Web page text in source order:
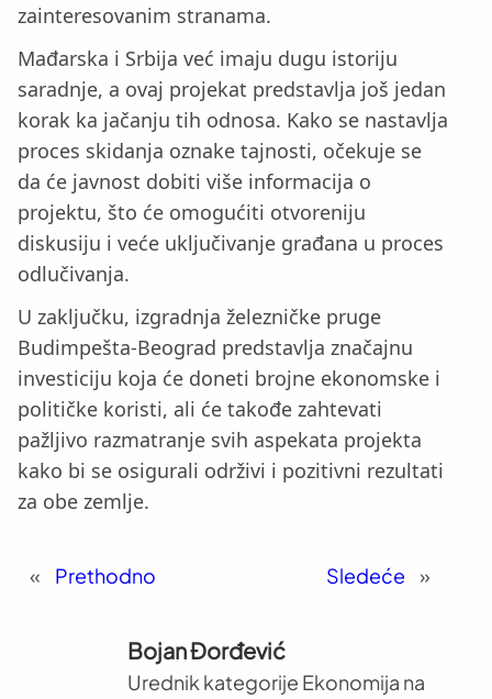
zainteresovanim stranama.
Mađarska i Srbija već imaju dugu istoriju
saradnje, a ovaj projekat predstavlja još jedan
korak ka jačanju tih odnosa. Kako se nastavlja
proces skidanja oznake tajnosti, očekuje se
da će javnost dobiti više informacija o
projektu, što će omogućiti otvoreniju
diskusiju i veće uključivanje građana u proces
odlučivanja.
U zaključku, izgradnja železničke pruge
Budimpešta-Beograd predstavlja značajnu
investiciju koja će doneti brojne ekonomske i
političke koristi, ali će takođe zahtevati
pažljivo razmatranje svih aspekata projekta
kako bi se osigurali održivi i pozitivni rezultati
za obe zemlje.
« Prethodno Sledeće »
Bojan Đorđević
Urednik kategorije Ekonomija na